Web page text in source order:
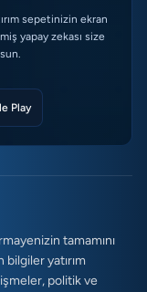
sepetinizin ekran
yapay zekası size
Play
tamamını
yatırım
politik ve